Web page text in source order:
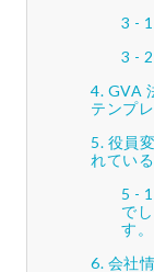
GVA
テンプ
役員
れてい
で
す。
会社